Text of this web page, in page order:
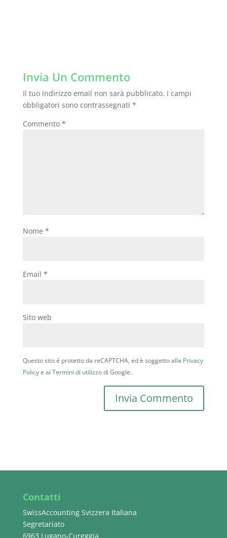
Invia Un Commento
Il tuo indirizzo email non sarà pubblicato. I campi
obbligatori sono contrassegnati *
Commento *
Nome *
Email *
Sito web
Questo sito è protetto da reCAPTCHA, ed è soggetto alla Privacy
Policye ai Termini di utilizzodi Google.
Contatti
SwissAccounting Svizzera Italiana
Segretariato
6963 Lugano-Cureggia